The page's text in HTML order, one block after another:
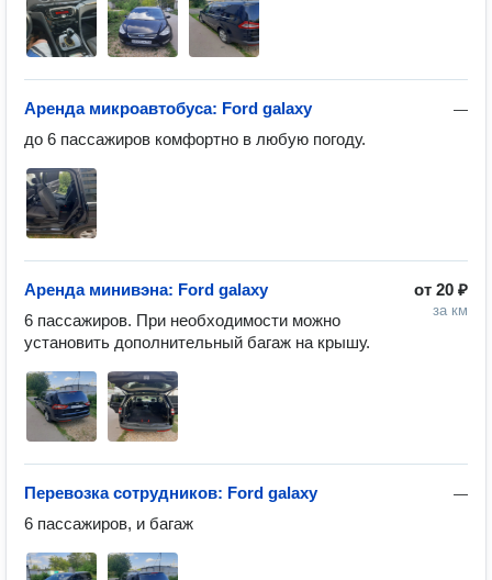
—
Аренда микроавтобуса: Ford galaxy
до 6 пассажиров комфортно в любую погоду.
от 20 ₽
за км
Аренда минивэна: Ford galaxy
6 пассажиров. При необходимости можно
установить дополнительный багаж на крышу.
—
Перевозка сотрудников: Ford galaxy
6 пассажиров, и багаж